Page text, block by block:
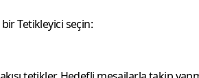
birTetikleyiciseçin: